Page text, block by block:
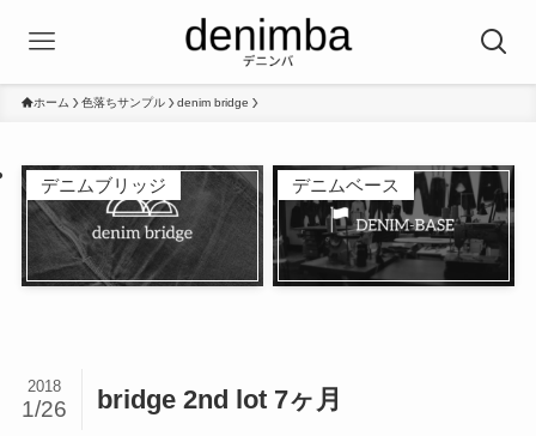
ホーム 色落ちサンプル denim bridge
デニムブリッジ デニムベース
bridge 2nd lot 7ヶ月
2018
1/26